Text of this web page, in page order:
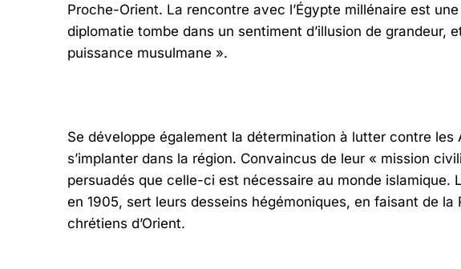
Proche-Orient. La rencontre avec l’Égypte millénaire est
diplomatie tombe dans un sentiment d’illusion de grandeur,
puissance musulmane ».
Se développe également la détermination à lutter contre les
s’implanter dans la région. Convaincus de leur « mission
persuadés que celle-ci est nécessaire au monde islamique.
en 1905, sert leurs desseins hégémoniques, en faisant de la
chrétiens d’Orient.